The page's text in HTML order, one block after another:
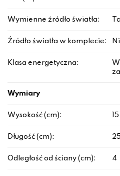
Wymienne źródło światła:
Źródło światła w komplecie:
Klasa energetyczna:
Wymiary
Wysokość (cm): 15
Długość (cm): 25
Odległość od ściany (cm): 4